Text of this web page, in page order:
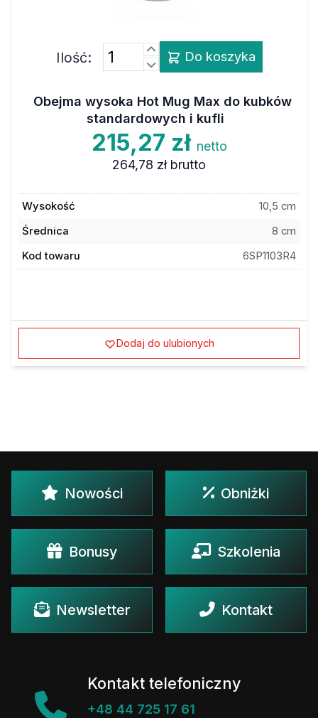
Ilość: Do koszyka
Obejma wysoka Hot Mug Max do kubków
standardowych i kufli
215,27 zł netto
264,78 zł brutto
Wysokość
10,5 cm
Średnica
8 cm
Kod towaru
6SP1103R4
Dodaj do ulubionych
Nowości Obniżki
Bonusy Szkolenia
Newsletter Kontakt
Kontakt telefoniczny
+48 44 725 17 61